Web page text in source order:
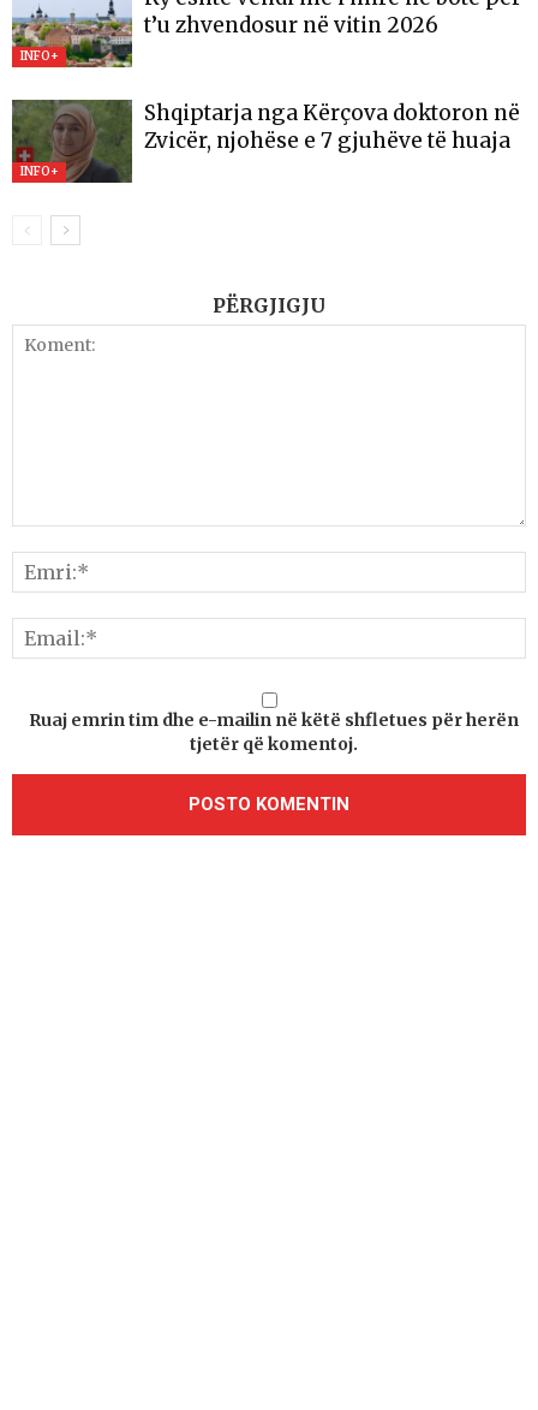
INFO+
t’u zhvendosur në vitin 2026
INFO+
Shqiptarja nga Kërçova doktoron në
Zvicër, njohëse e 7 gjuhëve të huaja
PËRGJIGJU
Ruaj emrin tim dhe e-mailin në këtë shfletues për herën
tjetër që komentoj.